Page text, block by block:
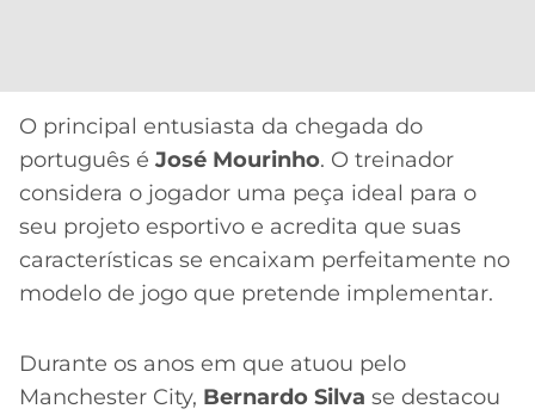
O principal entusiasta da chegada do
português é José Mourinho. O treinador
considera o jogador uma peça ideal para o
seu projeto esportivo e acredita que suas
características se encaixam perfeitamente no
modelo de jogo que pretende implementar.
Durante os anos em que atuou pelo
Manchester City, Bernardo Silva se destacou